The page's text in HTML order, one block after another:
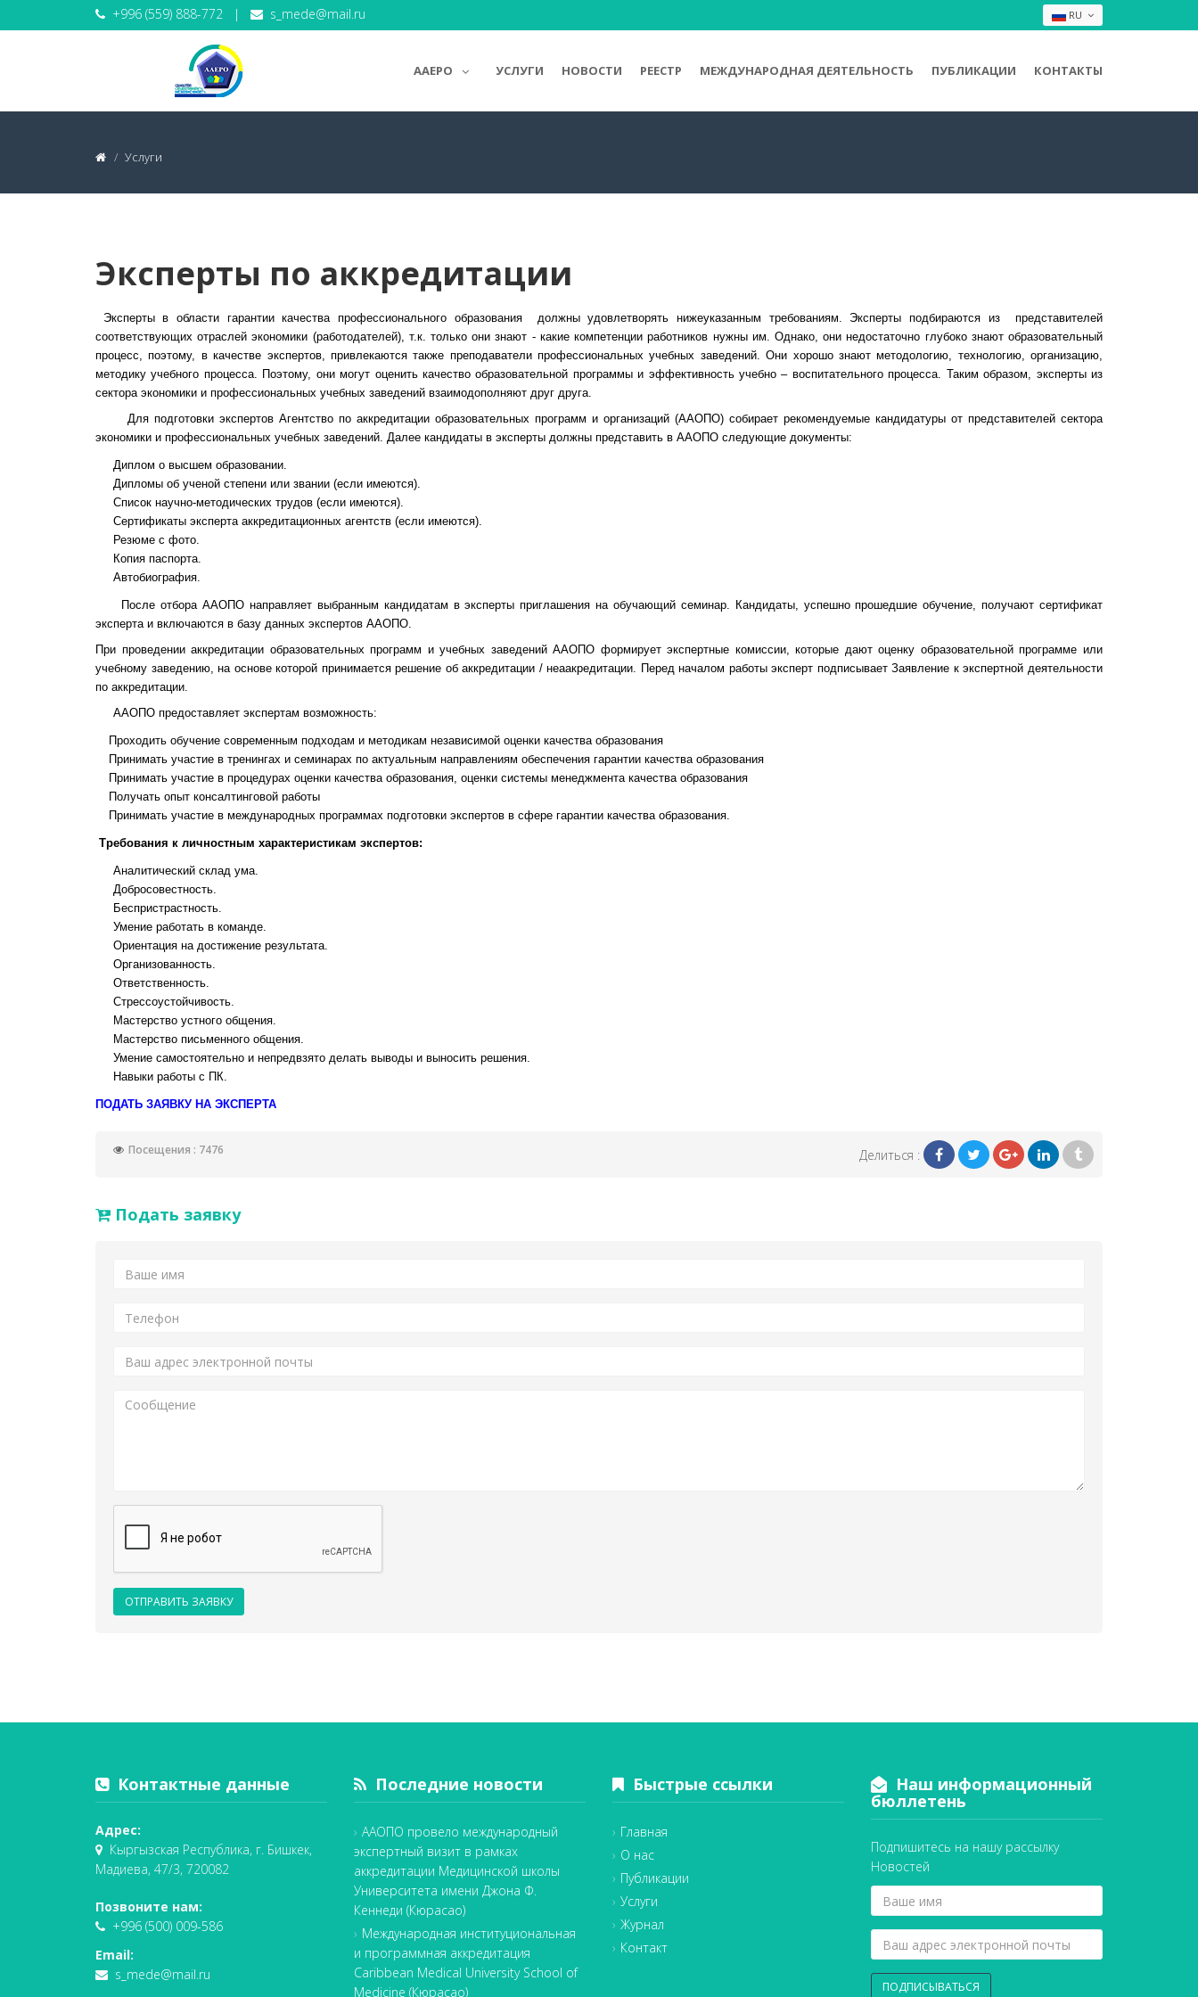
RU
+996 (559) 888-772 | s_mede@mail.ru
AAEPO УСЛУГИ НОВОСТИ РЕЕСТР МЕЖДУНАРОДНАЯ ДЕЯТЕЛЬНОСТЬ ПУБЛИКАЦИИ КОНТАКТЫ
Услуги
Эксперты по аккредитации
Эксперты в области гарантии качества профессионального образования должны удовлетворять нижеуказанным требованиям. Эксперты подбираются из представителей
соответствующих отраслей экономики (работодателей), т.к. только они знают - какие компетенции работников нужны им. Однако, они недостаточно глубоко знают образовательный
процесс, поэтому, в качестве экспертов, привлекаются также преподаватели профессиональных учебных заведений. Они хорошо знают методологию, технологию, организацию,
методику учебного процесса. Поэтому, они могут оценить качество образовательной программы и эффективность учебно – воспитательного процесса. Таким образом, эксперты из
сектора экономики и профессиональных учебных заведений взаимодополняют друг друга.
Для подготовки экспертов Агентство по аккредитации образовательных программ и организаций (ААОПО) собирает рекомендуемые кандидатуры от представителей сектора
экономики и профессиональных учебных заведений. Далее кандидаты в эксперты должны представить в ААОПО следующие документы:
Диплом о высшем образовании.
Дипломы об ученой степени или звании (если имеются).
Список научно-методических трудов (если имеются).
Сертификаты эксперта аккредитационных агентств (если имеются).
Резюме с фото.
Копия паспорта.
Автобиография.
После отбора ААОПО направляет выбранным кандидатам в эксперты приглашения на обучающий семинар. Кандидаты, успешно прошедшие обучение, получают сертификат
эксперта и включаются в базу данных экспертов ААОПО.
При проведении аккредитации образовательных программ и учебных заведений ААОПО формирует экспертные комиссии, которые дают оценку образовательной программе или
учебному заведению, на основе которой принимается решение об аккредитации / неаакредитации. Перед началом работы эксперт подписывает Заявление к экспертной деятельности
по аккредитации.
ААОПО предоставляет экспертам возможность:
Проходить обучение современным подходам и методикам независимой оценки качества образования
Принимать участие в тренингах и семинарах по актуальным направлениям обеспечения гарантии качества образования
Принимать участие в процедурах оценки качества образования, оценки системы менеджмента качества образования
Получать опыт консалтинговой работы
Принимать участие в международных программах подготовки экспертов в сфере гарантии качества образования.
Требования к личностным характеристикам экспертов:
Аналитический склад ума.
Добросовестность.
Беспристрастность.
Умение работать в команде.
Ориентация на достижение результата.
Организованность.
Ответственность.
Стрессоустойчивость.
Мастерство устного общения.
Мастерство письменного общения.
Умение самостоятельно и непредвзято делать выводы и выносить решения.
Навыки работы с ПК.
ПОДАТЬ ЗАЯВКУ НА ЭКСПЕРТА
Посещения : 7476 Делиться :
Подать заявку
ОТПРАВИТЬ ЗАЯВКУ
Контактные данные
Адрес:
Кыргызская Республика, г. Бишкек,
Мадиева, 47/3, 720082
Позвоните нам:
+996 (500) 009-586
Email:
s_mede@mail.ru
Последние новости
ААОПО провело международный
экспертный визит в рамках
аккредитации Медицинской школы
Университета имени Джона Ф.
Кеннеди (Кюрасао)
Международная институциональная
и программная аккредитация
Caribbean Medical University School of
Medicine (Кюрасао)
Быстрые ссылки
Главная
О нас
Публикации
Услуги
Журнал
Контакт
Наш информационный
бюллетень
Подпишитесь на нашу рассылку
Новостей
ПОДПИСЫВАТЬСЯ